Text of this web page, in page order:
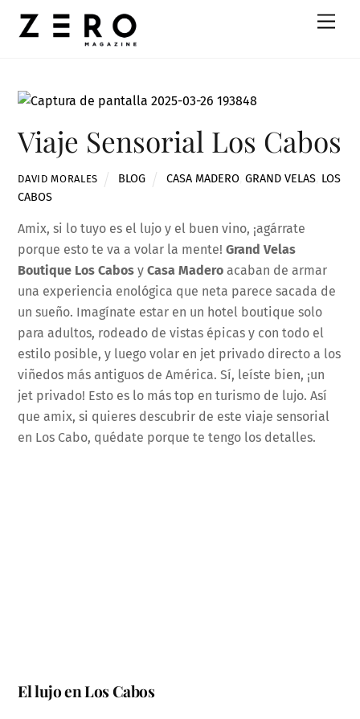
Viaje Sensorial Los Cabos
DAVID MORALES BLOG CASA MADERO, GRAND VELAS, LOS
CABOS
Amix, si lo tuyo es el lujo y el buen vino, ¡agárrate
porque esto te va a volar la mente!Grand Velas
Boutique Los Cabos yCasa Madero acaban de armar
una experiencia enológica que neta parece sacada de
un sueño. Imagínate estar en un hotel boutique solo
para adultos, rodeado de vistas épicas y con todo el
estilo posible, y luego volar en jet privado directo a los
viñedos más antiguos de América. Sí, leíste bien, ¡un
jet privado! Esto es lo más top en turismo de lujo. Así
que amix, si quieres descubrir de este viaje sensorial
en Los Cabo, quédate porque te tengo los detalles.
El lujo en Los Cabos